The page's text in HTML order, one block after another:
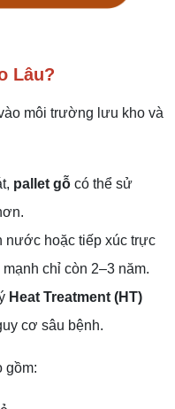
Lâu?
môi trường lưu kho và
pallet gỗ có thể sử
nước hoặc tiếp xúc trực
chỉ còn 2–3 năm.
Heat Treatment (HT)
cơ sâu bệnh.
gồm: